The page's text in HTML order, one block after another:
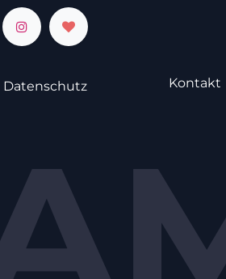
Datenschutz Kontakt